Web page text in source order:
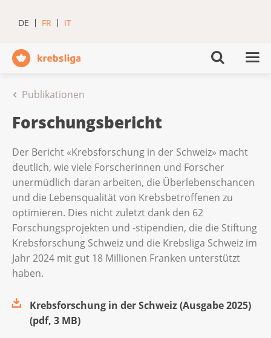
DE FR IT
Publikationen
Forschungsbericht
Der Bericht «Krebsforschung in der Schweiz» macht
deutlich, wie viele Forscherinnen und Forscher
unermüdlich daran arbeiten, die Überlebenschancen
und die Lebensqualität von Krebsbetroffenen zu
optimieren. Dies nicht zuletzt dank den 62
Forschungsprojekten und -stipendien, die die Stiftung
Krebsforschung Schweiz und die Krebsliga Schweiz im
Jahr 2024 mit gut 18 Millionen Franken unterstützt
haben.
Krebsforschung in der Schweiz (Ausgabe 2025)
(pdf, 3 MB)